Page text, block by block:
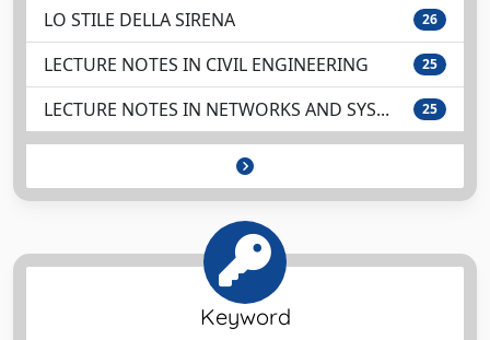
LO STILE DELLA SIRENA 26
LECTURE NOTES IN CIVIL ENGINEERING 25
LECTURE NOTES IN NETWORKS AND SYS... 25
Keyword